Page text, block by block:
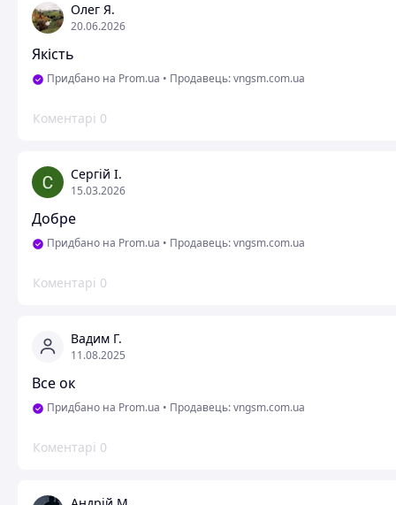
Олег Я.
20.06.2026
Якість
Придбано на Prom.ua • Продавець: vngsm.com.ua
Коментарі 0
Сергій І.
15.03.2026
Добре
Придбано на Prom.ua • Продавець: vngsm.com.ua
Коментарі 0
Вадим Г.
11.08.2025
Все ок
Придбано на Prom.ua • Продавець: vngsm.com.ua
Коментарі 0